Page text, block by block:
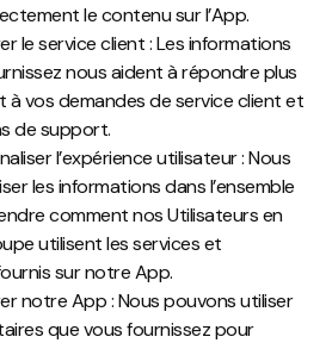
le contenu sur l’App.
le service client : Les informations
nous aident à répondre plus
à vos demandes de service client et
de support.
l’expérience utilisateur : Nous
les informations dans l’ensemble
comment nos Utilisateurs en
utilisent les services et
sur notre App.
notre App : Nous pouvons utiliser
que vous fournissez pour